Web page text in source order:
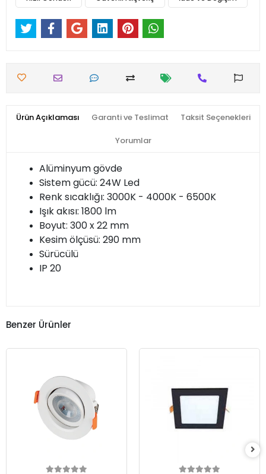
Ürün Açıklaması Garanti ve Teslimat Taksit Seçenekleri
Yorumlar
Alüminyum gövde
Sistem gücü: 24W Led
Renk sıcaklığı: 3000K - 4000K - 6500K
Işık akısı: 1800 lm
Boyut: 300 x 22 mm
Kesim ölçüsü: 290 mm
Sürücülü
IP 20
Benzer Ürünler